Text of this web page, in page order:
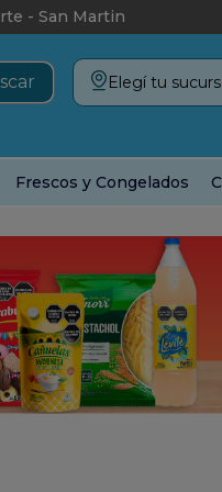
- San Martin
Elegí tu
Frescos y Congelados